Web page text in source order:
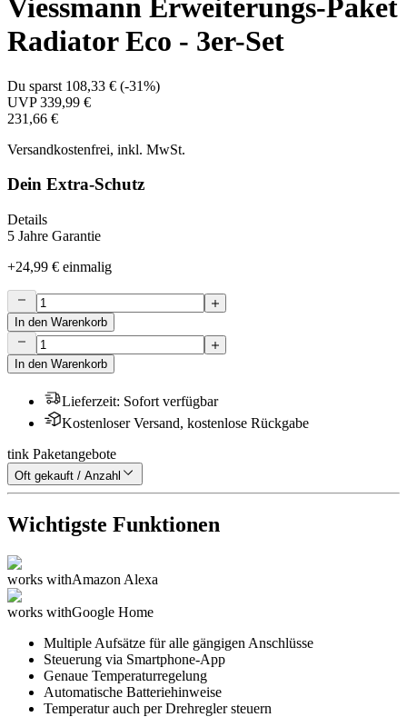
Viessmann Erweiterungs-Paket
Radiator Eco - 3er-Set
Du sparst 108,33 € (-31%)
UVP339,99 €
231,66 €
Versandkostenfrei, inkl. MwSt.
Dein Extra-Schutz
Details
5 Jahre Garantie
+24,99 € einmalig
In den Warenkorb
In den Warenkorb
Lieferzeit: Sofort verfügbar
Kostenloser Versand, kostenlose Rückgabe
tink Paketangebote
Oft gekauft / Anzahl
Wichtigste Funktionen
works withAmazon Alexa
works withGoogle Home
Multiple Aufsätze für alle gängigen Anschlüsse
Steuerung via Smartphone-App
Genaue Temperaturregelung
Automatische Batteriehinweise
Temperatur auch per Drehregler steuern